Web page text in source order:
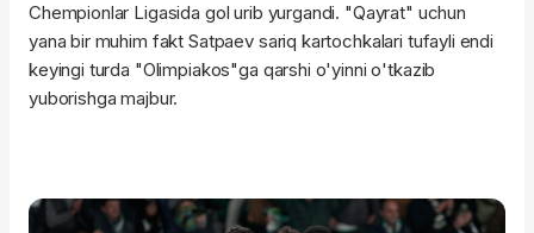
Chempionlar Ligasida gol urib yurgandi. "Qayrat" uchun
yana bir muhim fakt Satpaev sariq kartochkalari tufayli endi
keyingi turda "Olimpiakos"ga qarshi o'yinni o'tkazib
yuborishga majbur.